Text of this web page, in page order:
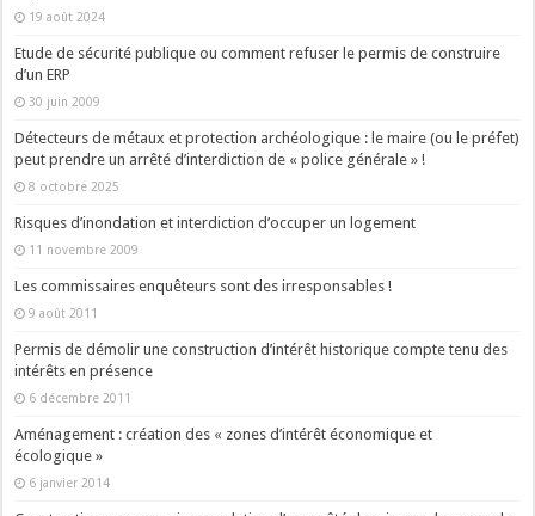
19 août 2024
Etude de sécurité publique ou comment refuser le permis de construire
d’un ERP
30 juin 2009
Détecteurs de métaux et protection archéologique : le maire (ou le préfet)
peut prendre un arrêté d’interdiction de « police générale » !
8 octobre 2025
Risques d’inondation et interdiction d’occuper un logement
11 novembre 2009
Les commissaires enquêteurs sont des irresponsables !
9 août 2011
Permis de démolir une construction d’intérêt historique compte tenu des
intérêts en présence
6 décembre 2011
Aménagement : création des « zones d’intérêt économique et
écologique »
6 janvier 2014